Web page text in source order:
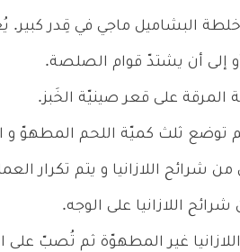
البشاميل ماجي في قِدر كبير.
توضع ثلث كميّة اللحم المطهوّ و
شرائح اللازانيا و يتم تكرار
اللازانيا على الوجه.
غير المطهوّة ثم تُصبّ على